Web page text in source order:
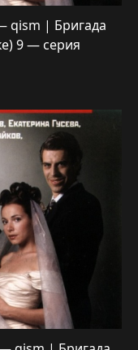
qism | Бригада
9 — серия